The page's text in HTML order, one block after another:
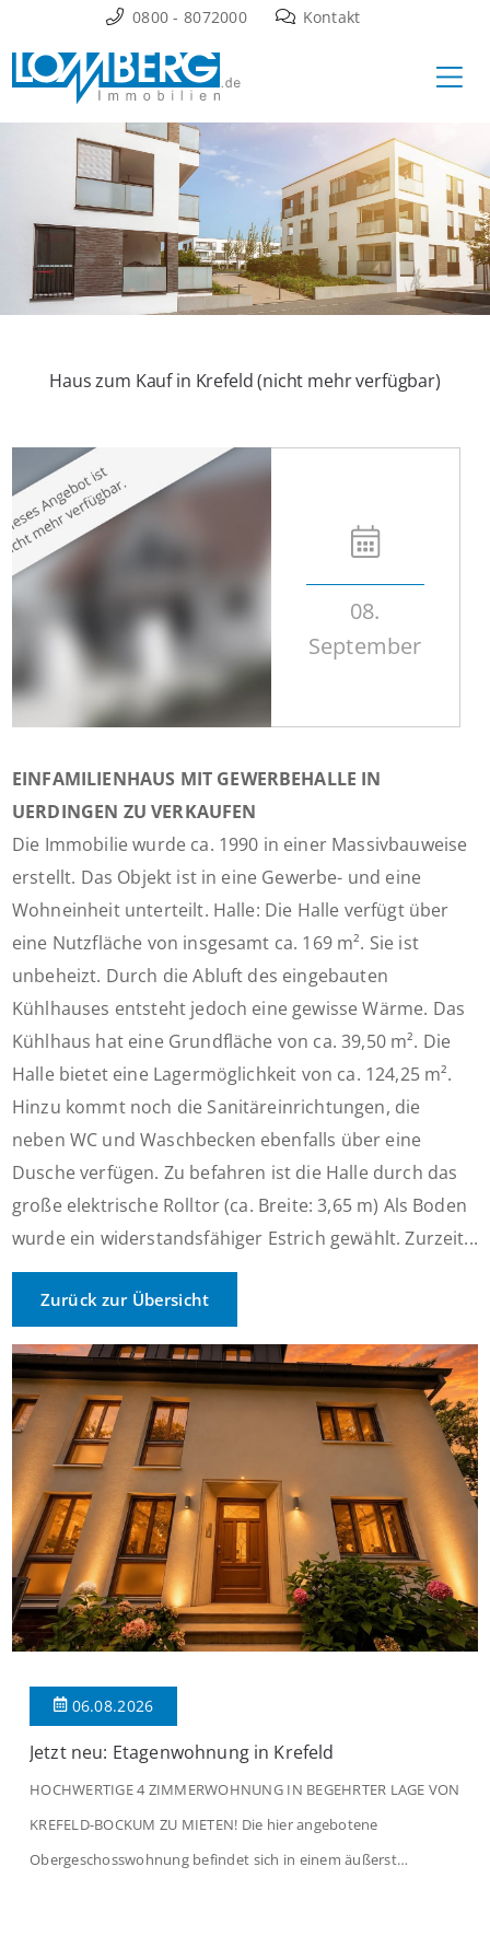
Inhalt
springen
0800 - 8072000 Kontakt
Haus zum Kauf in Krefeld (nicht mehr verfügbar)
08.
September
EINFAMILIENHAUS MIT GEWERBEHALLE IN
UERDINGEN ZU VERKAUFEN
Die Immobilie wurde ca. 1990 in einer Massivbauweise
erstellt. Das Objekt ist in eine Gewerbe- und eine
Wohneinheit unterteilt. Halle: Die Halle verfügt über
eine Nutzfläche von insgesamt ca. 169 m². Sie ist
unbeheizt. Durch die Abluft des eingebauten
Kühlhauses entsteht jedoch eine gewisse Wärme. Das
Kühlhaus hat eine Grundfläche von ca. 39,50 m². Die
Halle bietet eine Lagermöglichkeit von ca. 124,25 m².
Hinzu kommt noch die Sanitäreinrichtungen, die
neben WC und Waschbecken ebenfalls über eine
Dusche verfügen. Zu befahren ist die Halle durch das
große elektrische Rolltor (ca. Breite: 3,65 m) Als Boden
wurde ein widerstandsfähiger Estrich gewählt. Zurzeit...
Zurück zur Übersicht
06.08.2026
Jetzt neu: Etagenwohnung in Krefeld
HOCHWERTIGE 4 ZIMMERWOHNUNG IN BEGEHRTER LAGE VON
KREFELD-BOCKUM ZU MIETEN! Die hier angebotene
Obergeschosswohnung befindet sich in einem äußerst